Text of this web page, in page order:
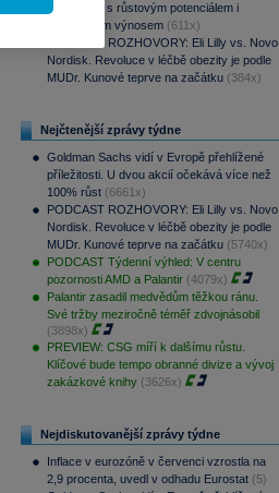
aristokraty s růstovým potenciálem i
pravidelným výnosem (611x)
PODCAST ROZHOVORY: Eli Lilly vs. Novo
Nordisk. Revoluce v léčbě obezity je podle
MUDr. Kunové teprve na začátku (384x)
Nejčtenější zprávy týdne
Goldman Sachs vidí v Evropě přehlížené
příležitosti. U dvou akcií očekává více než
100% růst (6661x)
PODCAST ROZHOVORY: Eli Lilly vs. Novo
Nordisk. Revoluce v léčbě obezity je podle
MUDr. Kunové teprve na začátku (5740x)
PODCAST Týdenní výhled: V centru
pozornosti AMD a Palantir (4079x)
Palantir zasadil medvědům těžkou ránu.
Své tržby meziročně téměř zdvojnásobil
(3898x)
PREVIEW: CSG míří k dalšímu růstu.
Klíčové bude tempo obranné divize a vývoj
zakázkové knihy (3626x)
Nejdiskutovanější zprávy týdne
Inflace v eurozóně v červenci vzrostla na
2,9 procenta, uvedl v odhadu Eurostat (5)